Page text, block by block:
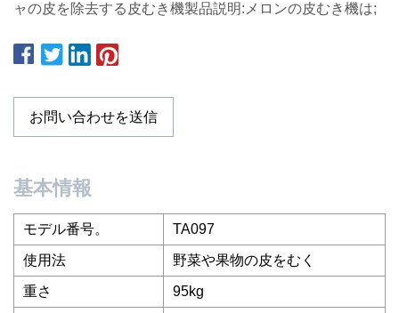
ャの皮を除去する皮むき機製品説明:メロンの皮むき機は;
お問い合わせを送信
基本情報
モデル番号。 TA097
使用法 野菜や果物の皮をむく
重さ 95kg